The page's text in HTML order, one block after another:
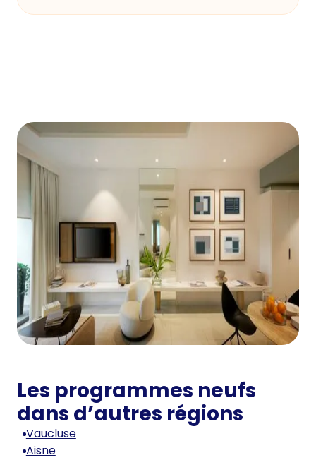
Les programmes neufs
dans d’autres régions
Vaucluse
Aisne